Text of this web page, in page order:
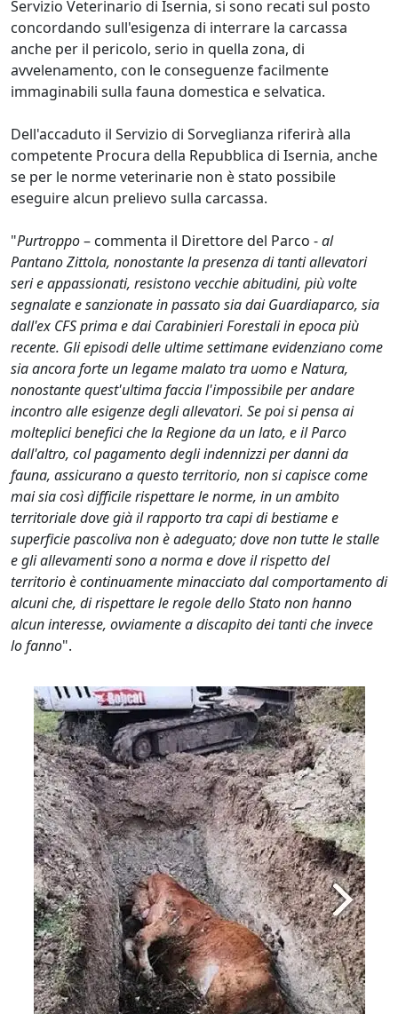
Servizio Veterinario di Isernia, si sono recati sul posto
concordando sull'esigenza di interrare la carcassa
anche per il pericolo, serio in quella zona, di
avvelenamento, con le conseguenze facilmente
immaginabili sulla fauna domestica e selvatica.
Dell'accaduto il Servizio di Sorveglianza riferirà alla
competente Procura della Repubblica di Isernia, anche
se per le norme veterinarie non è stato possibile
eseguire alcun prelievo sulla carcassa.
"Purtroppo– commenta il Direttore del Parco -al
Pantano Zittola, nonostante la presenza di tanti allevatori
seri e appassionati, resistono vecchie abitudini, più volte
segnalate e sanzionate in passato sia dai Guardiaparco, sia
dall'ex CFS prima e dai Carabinieri Forestali in epoca più
recente. Gli episodi delle ultime settimane evidenziano come
sia ancora forte un legame malato tra uomo e Natura,
nonostante quest'ultima faccia l'impossibile per andare
incontro alle esigenze degli allevatori. Se poi si pensa ai
molteplici benefici che la Regione da un lato, e il Parco
dall'altro, col pagamento degli indennizzi per danni da
fauna, assicurano a questo territorio, non si capisce come
mai sia così difficile rispettare le norme, in un ambito
territoriale dove già il rapporto tra capi di bestiame e
superficie pascoliva non è adeguato; dove non tutte le stalle
e gli allevamenti sono a norma e dove il rispetto del
territorio è continuamente minacciato dal comportamento di
alcuni che, di rispettare le regole dello Stato non hanno
alcun interesse, ovviamente a discapito dei tanti che invece
lo fanno".